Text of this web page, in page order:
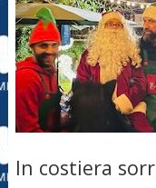
In costiera